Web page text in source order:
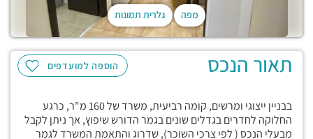
מפה גלרית תמונות
הוספה למועדפים תאור הנכס
בבניין ייצוגי ומרשים, קומה רביעית, משרד של 160 מ"ר, כרגע
החלוקה לחדרים בגדלים שונים בגמר הדורש שיפוץ, אך ניתן לקבל
מבעלי הנכס ( לפי צרכי השוכר), שדרוג והתאמת המשרד לגמר